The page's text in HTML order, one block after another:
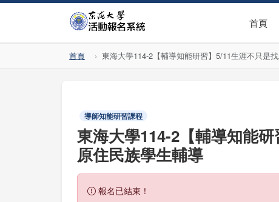
首頁
首頁 東海大學114-2【輔導知能研習】5/11生涯不只是
導師知能研習課程
東海大學114-2【輔導知能
原住民族學生輔導
報名已結束！